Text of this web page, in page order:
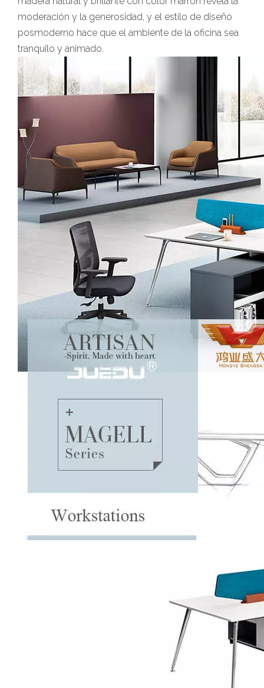
moderación y la generosidad, y el estilo de diseño
posmoderno hace que el ambiente de la oficina sea
tranquilo y animado.